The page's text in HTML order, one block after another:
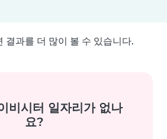
결과를 더 많이 볼 수 있습니다.
비시터 일자리가 없나
요?